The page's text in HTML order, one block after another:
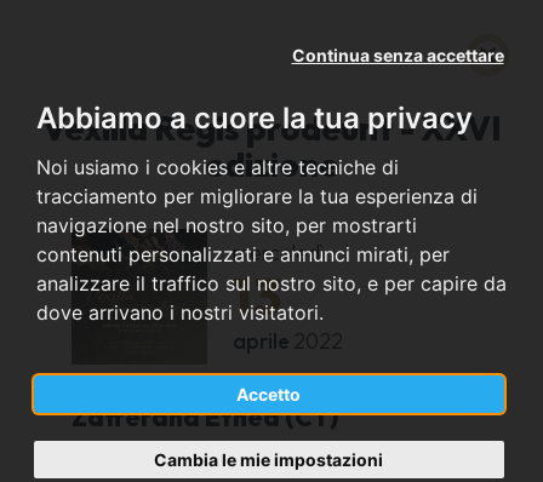
Abbiamo a cuore la tua privacy
Noi usiamo i cookies e altre tecniche di
tracciamento per migliorare la tua esperienza di
navigazione nel nostro sito, per mostrarti
contenuti personalizzati e annunci mirati, per
analizzare il traffico sul nostro sito, e per capire da
dove arrivano i nostri visitatori.
Accetto
Continua senza accettare
Cambia le mie impostazioni
Vexilla Regis prodeunt - XXVI
edizione
mercoledì
13
aprile 2022
Zafferana Etnea (CT)
Chiesa Madre “S. Maria della Provvidenza”